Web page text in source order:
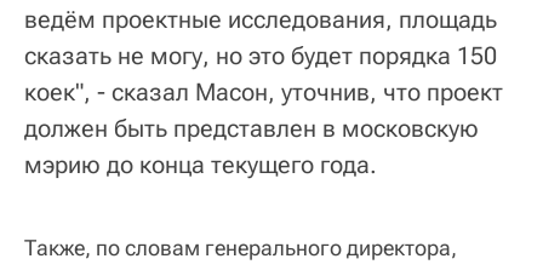
ведём проектные исследования, площадь
сказать не могу, но это будет порядка 150
коек", - сказал Масон, уточнив, что проект
должен быть представлен в московскую
мэрию до конца текущего года.
Также, по словам генерального директора,